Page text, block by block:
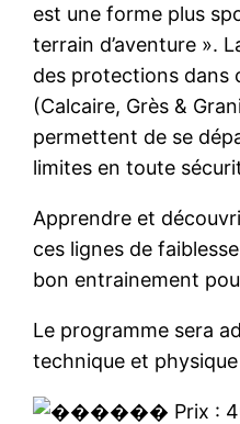
est une forme plus
terrain d’aventure ».
des protections dans
(Calcaire, Grès &
permettent de se
limites en toute
Apprendre et
ces lignes de
bon entrainement
Le programme sera
technique et
Prix :